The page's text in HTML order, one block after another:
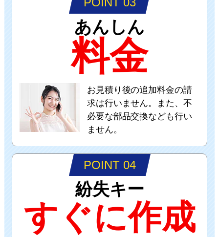
あんしん
料金
お見積り後の追加料金の請
求は行いません。また、不
必要な部品交換なども行い
ません。
POINT 04
紛失キー
すぐに作成